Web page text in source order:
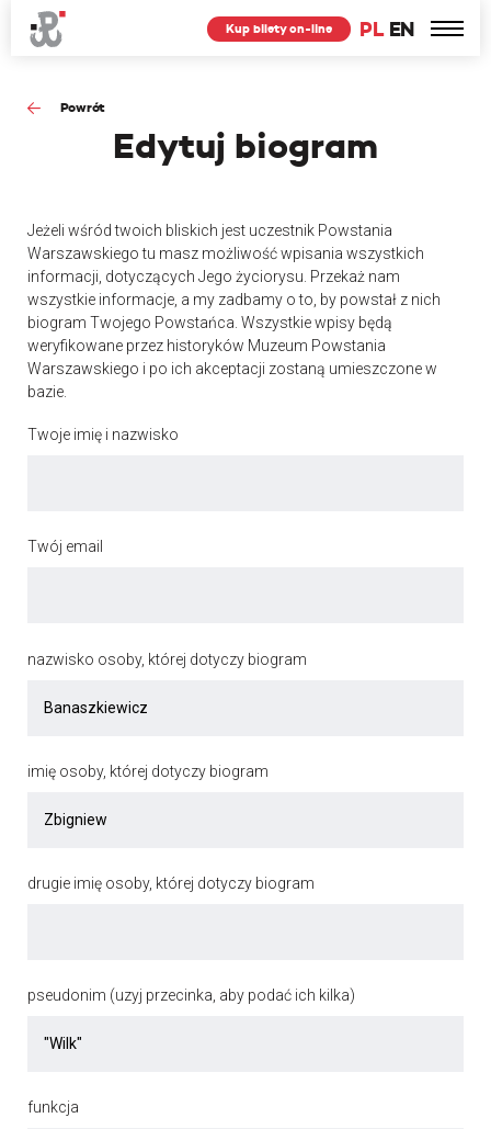
PL EN
Kup bilety on-line
Powrót
Edytuj biogram
Jeżeli wśród twoich bliskich jest uczestnik Powstania
Warszawskiego tu masz możliwość wpisania wszystkich
informacji, dotyczących Jego życiorysu. Przekaż nam
wszystkie informacje, a my zadbamy o to, by powstał z nich
biogram Twojego Powstańca. Wszystkie wpisy będą
weryfikowane przez historyków Muzeum Powstania
Warszawskiego i po ich akceptacji zostaną umieszczone w
bazie.
Twoje imię i nazwisko
Twój email
nazwisko osoby, której dotyczy biogram
imię osoby, której dotyczy biogram
drugie imię osoby, której dotyczy biogram
pseudonim (uzyj przecinka, aby podać ich kilka)
funkcja